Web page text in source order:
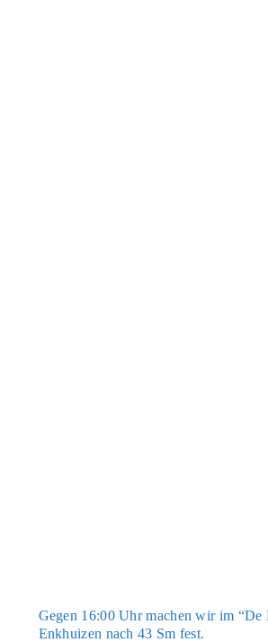
Gegen 16:00 Uhr machen wir im “De
Enkhui­zen nach 43 Sm fest.